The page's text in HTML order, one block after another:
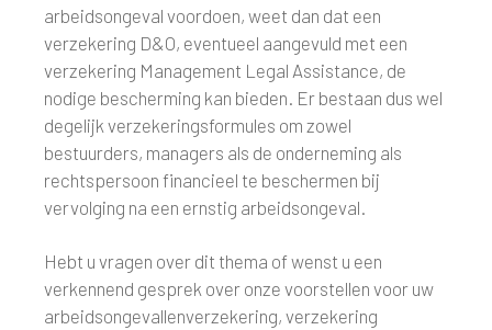
arbeidsongeval voordoen, weet dan dat een
verzekering D&O, eventueel aangevuld met een
verzekering Management Legal Assistance, de
nodige bescherming kan bieden. Er bestaan dus wel
degelijk verzekeringsformules om zowel
bestuurders, managers als de onderneming als
rechtspersoon financieel te beschermen bij
vervolging na een ernstig arbeidsongeval.
Hebt u vragen over dit thema of wenst u een
verkennend gesprek over onze voorstellen voor uw
arbeidsongevallenverzekering, verzekering